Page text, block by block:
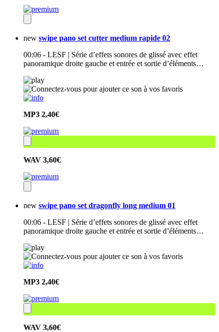
new swipe pano set cutter medium rapide 02
00:06 - LESF | Série d’effets sonores de glissé avec effet
panoramique droite gauche et entrée et sortie d’éléments…
MP3 2,40€
WAV 3,60€
new swipe pano set dragonfly long medium 01
00:06 - LESF | Série d’effets sonores de glissé avec effet
panoramique droite gauche et entrée et sortie d’éléments…
MP3 2,40€
WAV 3,60€